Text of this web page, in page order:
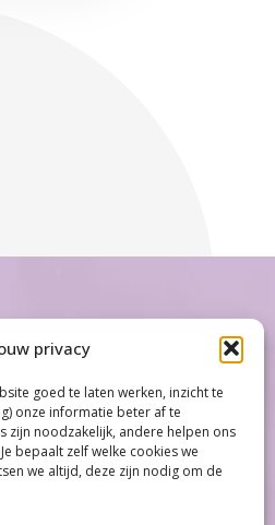
privacy
goed te laten werken, inzicht te
onze informatie beter af te
zijn noodzakelijk, andere helpen ons
bepaalt zelf welke cookies we
we altijd, deze zijn nodig om de
die zich
bij
for
op